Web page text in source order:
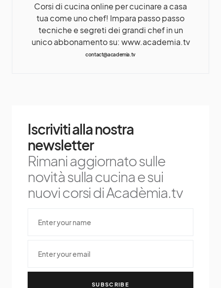
Corsi di cucina online per cucinare a casa
tua come uno chef! Impara passo passo
tecniche e segreti dei grandi chef in un
unico abbonamento su: www.academia.tv
contact@academia.tv
Iscriviti alla nostra
newsletter
Rimani aggiornato sulle
novità sulla cucina e sui
nuovi corsi di Acadèmia.tv
SUBSCRIBE